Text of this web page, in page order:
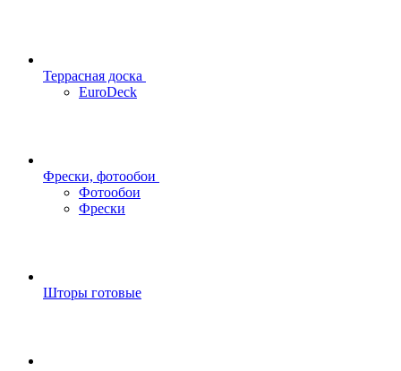
Террасная доска
EuroDeck
Фрески, фотообои
Фотообои
Фрески
Шторы готовые